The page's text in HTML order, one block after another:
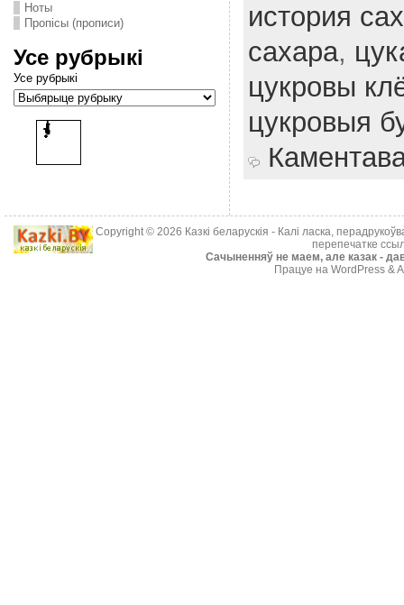
Ноты
Пропісы (прописи)
Усе рубрыкі
Усе рубрыкі
история
сахара,
цукровы
цукровыя
Copyright © 2026 Казкі беларускія - Калі ласка,
перепечатке
Cачыненняў не маем, але казак -
Працуе на WordPress &